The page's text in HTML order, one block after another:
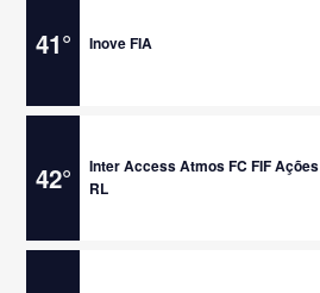
41° Inove FIA
42°
Inter Access Atmos FC FIF Ações
RL